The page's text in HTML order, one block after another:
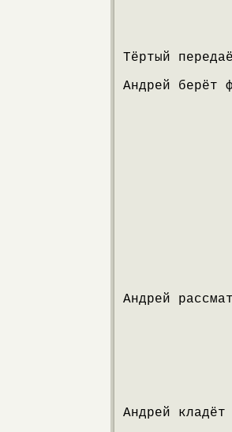
Тёртый
Андрей берёт
Андрей
Андрей